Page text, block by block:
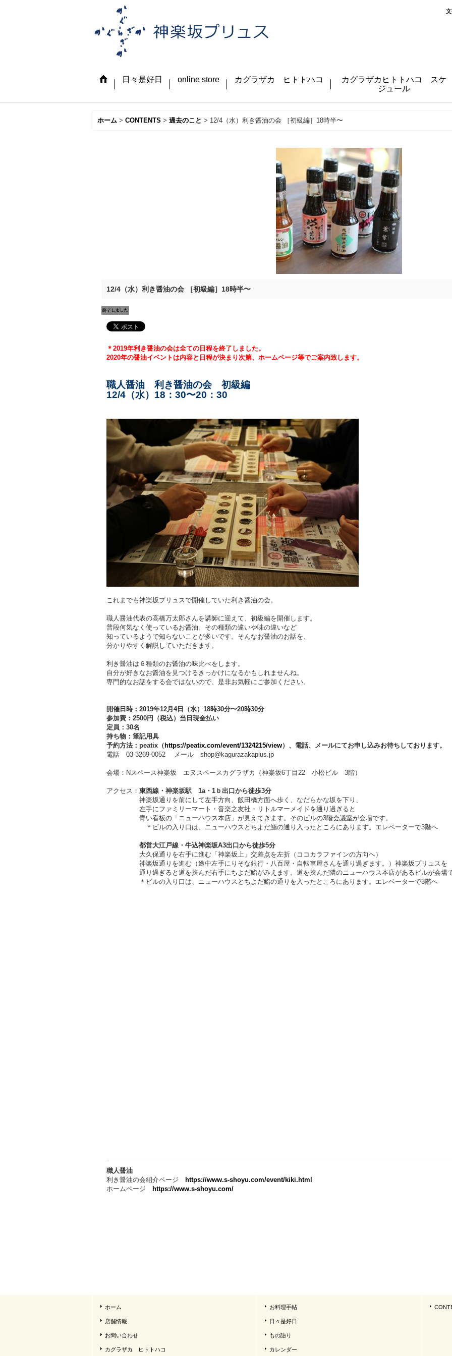
日々是好日 online store カグラザカ ヒトトハコ
カグラザカヒトトハコ スケ
ジュール
ホーム > CONTENTS > 過去のこと > 12/4（水）利き醤油の会 ［初級編］18時半〜
12/4（水）利き醤油の会 ［初級編］18時半〜
＊2019年利き醤油の会は全ての日程を終了しました。
2020年の醤油イベントは内容と日程が決まり次第、ホームページ等でご案内致します。
職人醤油 利き醤油の会 初級編
12/4（水） 18：30〜20：30
これまでも神楽坂プリュスで開催していた利き醤油の会。
職人醤油代表の高橋万太郎さんを講師に迎えて、初級編を開催します。
普段何気なく使っているお醤油。その種類の違いや味の違いなど
知っているようで知らないことが多いです。そんなお醤油のお話を、
分かりやすく解説していただきます。
利き醤油は６種類のお醤油の味比べをします。
自分が好きなお醤油を見つけるきっかけになるかもしれませんね。
専門的なお話をする会ではないので、 是非お気軽にご参加ください。
開催日時：2019年12月4日（水）18時30分〜20時30分
参加費：2500円（税込）当日現金払い
定員：30名
持ち物：筆記用具
予約方法： peatix（ https://peatix.com/event/1324215/view）、電話、メールにてお申し込みお待ちしております。
電話 03-3269-0052 メール shop@kagurazakaplus.jp
会場：Nスペース神楽坂 エヌスペースカグラザカ（神楽坂6丁目22 小松ビル 3階）
アクセス： 東西線・神楽坂駅 1a・1ｂ出口から徒歩3分
神楽坂通りを前にして左手方向、飯田橋方面へ歩く、なだらかな坂を下り、
左手にファミリーマート・音楽之友社・リトルマーメイドを通り過ぎると
青い看板の「ニューハウス本店」が見えてきます。そのビルの3階会議室が会場です。
＊ビルの入り口は、ニューハウスとちよだ鮨の通り入ったところにあります。エレベーターで3階へ
都営大江戸線・牛込神楽坂A3出口から徒歩5分
大久保通りを右手に進む「神楽坂上」交差点を左折（ココカラファインの方向へ）
神楽坂通りを進む（途中左手にりそな銀行・八百屋・自転車屋さんを通り過ぎます。）神楽坂プリュスを
通り過ぎると道を挟んだ右手にちよだ鮨がみえます。道を挟んだ隣のニューハウス本店があるビルが会場
＊ビルの入り口は、ニューハウスとちよだ鮨の通りを入ったところにあります。エレベーターで3階へ
職人醤油
利き醤油の会紹介ページ
https://www.s-shoyu.com/event/kiki.html
ホームページ
https://www.s-shoyu.com/
ホーム
店舗情報
お問い合わせ
カグラザカ ヒトトハコ
お料理手帖
日々是好日
もの語り
カレンダー